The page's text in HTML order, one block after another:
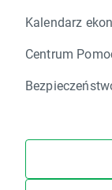
Kalendarz
Centrum